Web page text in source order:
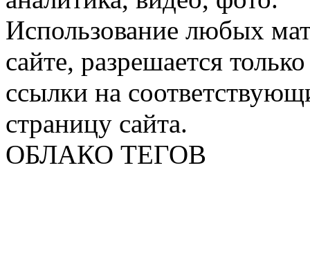
Использование любых
сайте, разрешается
ссылки на
страницу сайта.
ОБЛАКО ТЕГОВ